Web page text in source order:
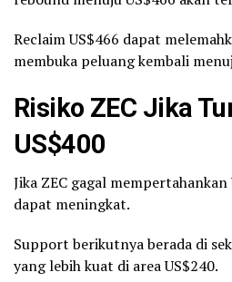
Reclaim US$466 dapat
membuka peluang kembali
Risiko ZEC Jika
US$400
Jika ZEC gagal
dapat meningkat.
Support berikutnya berada di
yang lebih kuat di area US$240.